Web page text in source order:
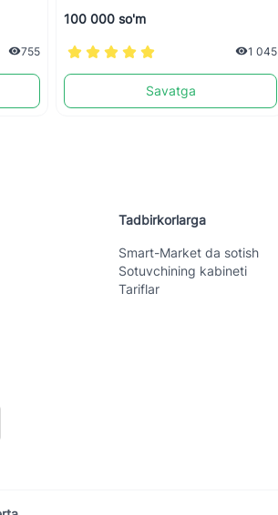
755
100 000 so'm
1 045
Savatga
Tadbirkorlarga
Smart-Mаrket da sotish
Sotuvchining kabineti
Tariflar